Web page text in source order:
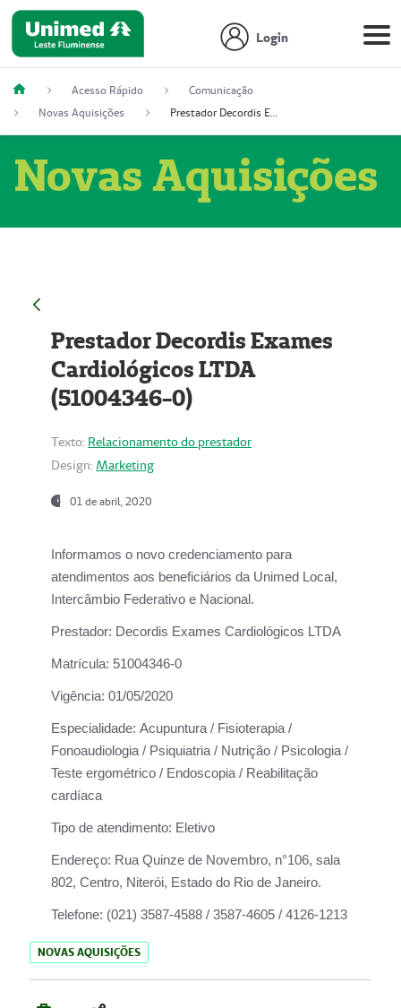
Login
Acesso Rápido
Comunicação
Novas Aquisições
Prestador Decordis Exames Cardiológicos LTDA (51004346-0)
Novas Aquisições
Prestador Decordis Exames
Cardiológicos LTDA
(51004346-0)
Texto: Relacionamento do prestador
Design: Marketing
01 de abril, 2020
Informamos o novo credenciamento para
atendimentos aos beneficiários da Unimed Local,
Intercâmbio Federativo e Nacional.
Prestador: Decordis Exames Cardiológicos LTDA
Matrícula: 51004346-0
Vigência: 01/05/2020
Especialidade: Acupuntura / Fisioterapia /
Fonoaudiologia / Psiquiatria / Nutrição / Psicologia /
Teste ergométrico / Endoscopia / Reabilitação
cardíaca
Tipo de atendimento: Eletivo
Endereço: Rua Quinze de Novembro, n°106, sala
802, Centro, Niterói, Estado do Rio de Janeiro.
Telefone: (021) 3587-4588 / 3587-4605 / 4126-1213
NOVAS AQUISIÇÕES